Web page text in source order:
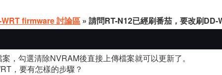
firmware 討論區 » 請問RT-N12已經刷番茄，要改刷DD-
，勾選清除NVRAM後直接上傳檔案就可以更新了。
，要有怎樣的步驟？